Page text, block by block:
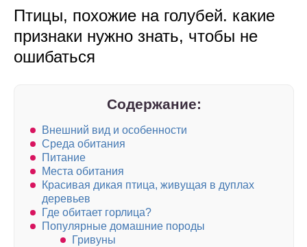
Птицы, похожие на голубей. какие
признаки нужно знать, чтобы не
ошибаться
Содержание:
Внешний вид и особенности
Среда обитания
Питание
Места обитания
Красивая дикая птица, живущая в дуплах
деревьев
Где обитает горлица?
Популярные домашние породы
Гривуны